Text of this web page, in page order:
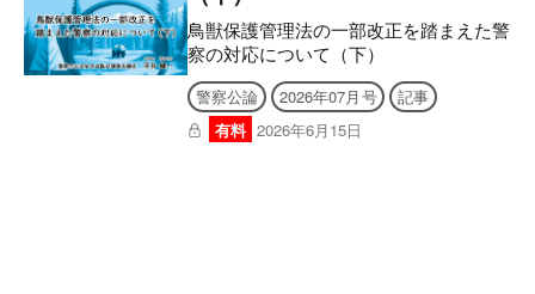
次】 WEBメディアとアプリの使い方 世
界のサイバー警察へ もっと知
鳥獣保護管理法の一部改正を踏まえた警
察の対応について（下）
警察公論 2026年07月号
記事
有料 2026年6月15日